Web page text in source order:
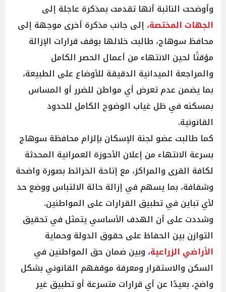
وأوضحت النائبة أنها تقدمت بمذكرة عاجلة إلى
الجهات المختصة، إلى جانب مذكرة أخرى موجهة إلى
محافظ سوهاج، طالبت خلالها بوقف قرارات الإزالة
مؤقتًا لحين الانتهاء من أعمال الحصر الكامل
والمراجعة الميدانية الدقيقة للأوضاع على الطبيعة،
بما يضمن عدم تعرض أي مواطن للضرر أو المساس
بمسكنه في ظل غياب الوضوح الكامل للحدود
القانونية.
كما طالبت عضو لجنة الإسكان بإلزام محافظة سوهاج
بسرعة الانتهاء من إعلان الأحوزة العمرانية المحدثة
لكافة القرى والمراكز، مع إتاحة الخرائط بصورة واضحة
وشفافة، بما يسهم في إزالة حالة الالتباس ووضع حد
لأي تباين في تطبيق القرارات على المواطنين.
وشددت على أن الهدف الأساسي يتمثل في تحقيق
التوازن بين الحفاظ على حقوق الدولة وحماية
الأراضي الزراعية، وبين ضمان حق المواطنين في
السكن والاستقرار ومعرفة موقفهم القانوني بشكل
واضح، بعيدًا عن أي قرارات متسرعة أو تطبيق غير